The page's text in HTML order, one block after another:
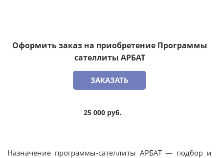
Оформить заказ на приобретение Программы
сателлиты АРБАТ
ЗАКАЗАТЬ
25 000 руб.
Назначение программы-сателлиты АРБАТ — подбор и